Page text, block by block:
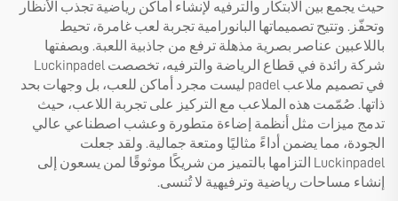
حيث يجمع بين الابتكار والترفيه لإنشاء أماكن رياضية تجذب الأنظار
وتحفّز. وتتيح تصميماتها البانورامية تجربة لعب غامرة، تحيط
باللاعبين عناصر بصرية مذهلة ترفع من جاذبية اللعبة. وبصفتها
شركة رائدة في قطاع الرياضة والترفيه، تخصصت Luckinpadel
في تصميم ملاعب padel ليست مجرد أماكن للعب، بل وجهات بحد
ذاتها. صُمّمت هذه الملاعب مع التركيز على تجربة اللاعب، حيث
تدمج ميزات مثل أنظمة إضاءة متطورة وعشب اصطناعي عالي
الجودة، مما يضمن أداءً مثاليًا ومتعة جمالية. ولقد جعلت
Luckinpadel التزامها بالتميز من شريكًا موثوقًا لمن يسعون إلى
إنشاء مساحات رياضية وترفيهية لا تُنسى.